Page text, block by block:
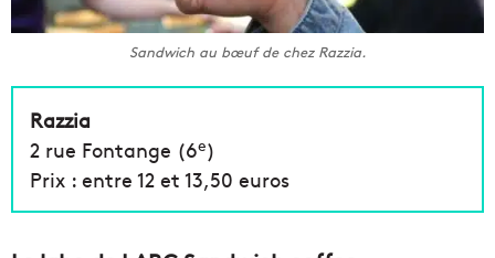
Sandwich au bœuf de chez Razzia.
Razzia
2 rue Fontange (6e)
Prix : entre 12 et 13,50 euros